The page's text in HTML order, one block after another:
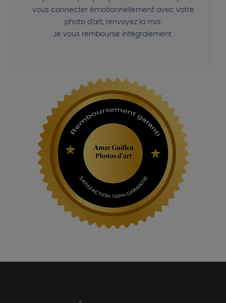
vous connecter émotionnellement avec votre
photo d'art, renvoyez la moi.
Je vous rembourse intégralement.